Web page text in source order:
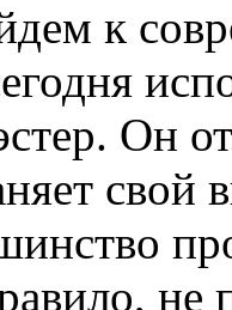
к
Он
свой